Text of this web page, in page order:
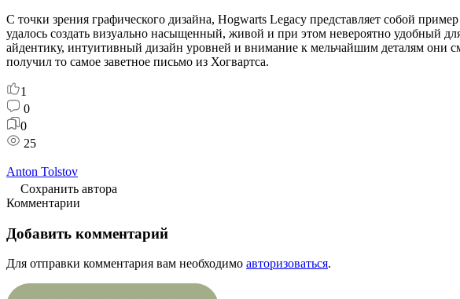
С точки зрения графического дизайна, Hogwarts Legacy представляет собой
удалось создать визуально насыщенный, живой и при этом невероятно удобный
айдентику, интуитивный дизайн уровней и внимание к мельчайшим деталям они
получил то самое заветное письмо из Хогвартса.
1
0
0
25
Anton Tolstov
Сохранить автора
Комментарии
Добавить комментарий
Для отправки комментария вам необходимо авторизоваться.